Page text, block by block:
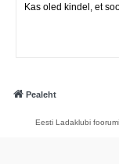
Kas oled kindel, et
Pealeht
Eesti Ladaklubi